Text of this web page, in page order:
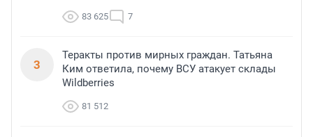
83 625 7
3
Теракты против мирных граждан. Татьяна
Ким ответила, почему ВСУ атакует склады
Wildberries
81 512